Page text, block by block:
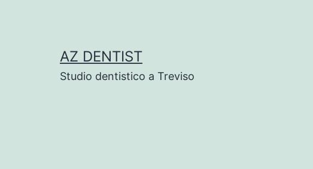
AZ DENTIST
Studio dentistico a Treviso